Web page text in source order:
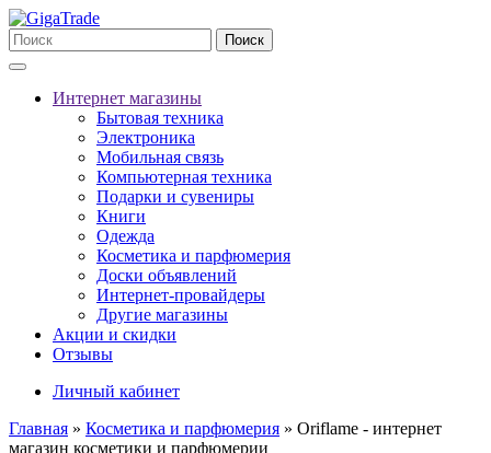
Поиск
Интернет магазины
Бытовая техника
Электроника
Мобильная связь
Компьютерная техника
Подарки и сувениры
Книги
Одежда
Косметика и парфюмерия
Доски объявлений
Интернет-провайдеры
Другие магазины
Акции и скидки
Отзывы
Личный кабинет
Главная » Косметика и парфюмерия » Oriflame - интернет
магазин косметики и парфюмерии